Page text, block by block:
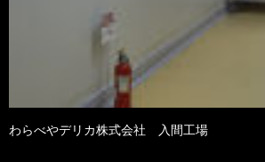
わらべやデリカ株式会社 入間工場